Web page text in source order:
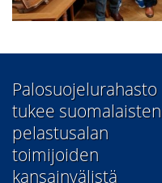
​Palosuojelurahasto
tukee suomalaisten
pelastusalan
toimijoiden
kansainvälistä